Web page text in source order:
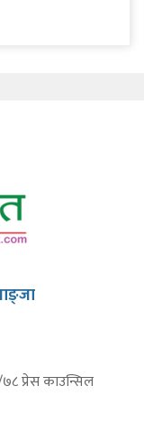
प्रेस काउन्सिल